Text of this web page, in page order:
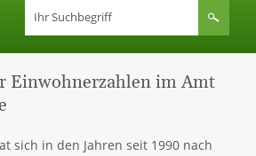
Einwohnerzahlen im Amt
sich in den Jahren seit 1990 nach